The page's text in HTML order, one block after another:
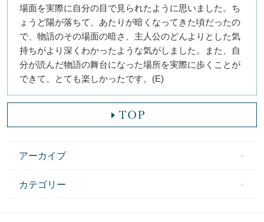
場面を実際に自分の目で見られたように思いました。ち
ょうど陽が落ちて、あたりが暗くなってきた頃だったの
で、物語のその場面の暗さ、主人公のどんよりとした気
持ちがより深くわかったような気がしました。また、自
分が読んだ物語の舞台になった場所を実際に歩くことが
できて、とても楽しかったです。(E)
アーカイブ
カテゴリー